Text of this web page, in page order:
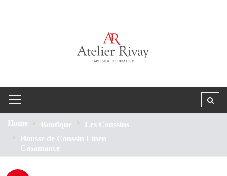
Home Boutique
Les Coussins
Housse de Coussin Linen
Casamance